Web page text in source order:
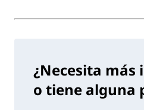
¿Necesita
o tiene alguna